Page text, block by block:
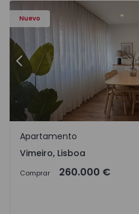
Nuevo
Apartamento T1 Lourinhã,
Anterior
Vimeiro, Lisboa
Apartamento
Vimeiro, Lisboa
Comprar 260.000 €